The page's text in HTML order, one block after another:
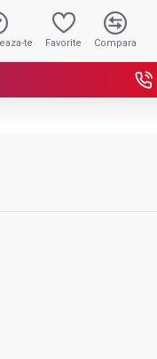
te Favorite Compara